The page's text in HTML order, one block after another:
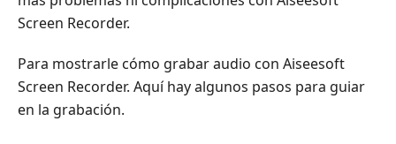
Screen Recorder.
Para mostrarle cómo grabar audio con Aiseesoft
Screen Recorder. Aquí hay algunos pasos para guiar
en la grabación.